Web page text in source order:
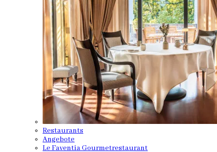
Restaurants
Angebote
Le Faventia Gourmetrestaurant